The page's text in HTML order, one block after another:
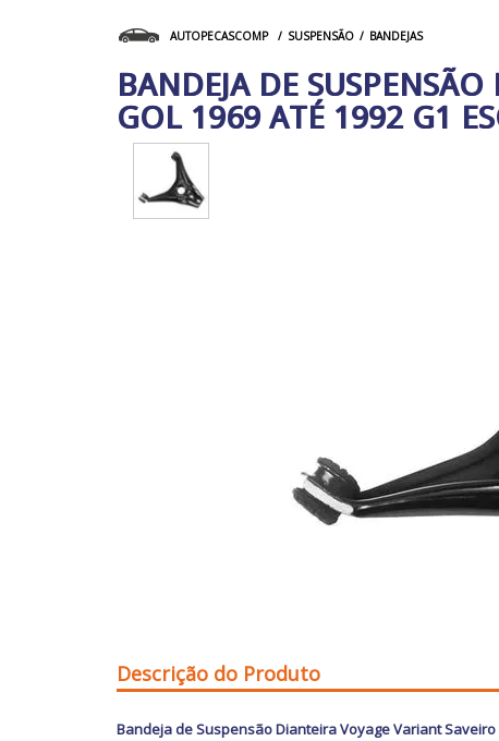
AUTOPECASCOMP SUSPENSÃO BANDEJAS
BANDEJA DE
GOL 1969 ATÉ 1992 G1
Descrição do Produto
Bandeja de Suspensão Dianteira Voyage Variant Saveiro